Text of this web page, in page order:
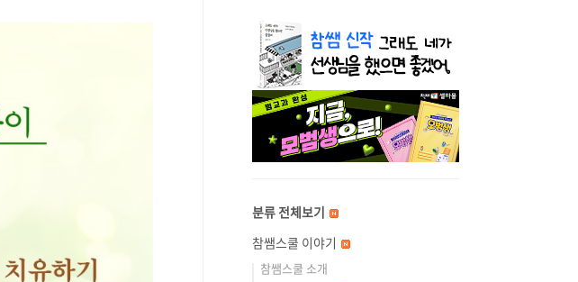
분류 전체보기
참쌤스쿨 이야기
참쌤스쿨 소개